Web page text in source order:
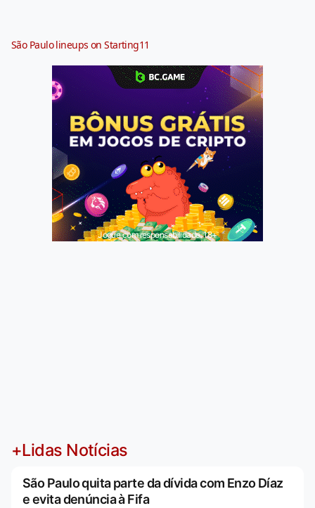
São Paulo lineups on Starting11
Jogue com responsabilidade. 18+
+Lidas Notícias
São Paulo quita parte da dívida com Enzo Díaz
e evita denúncia à Fifa